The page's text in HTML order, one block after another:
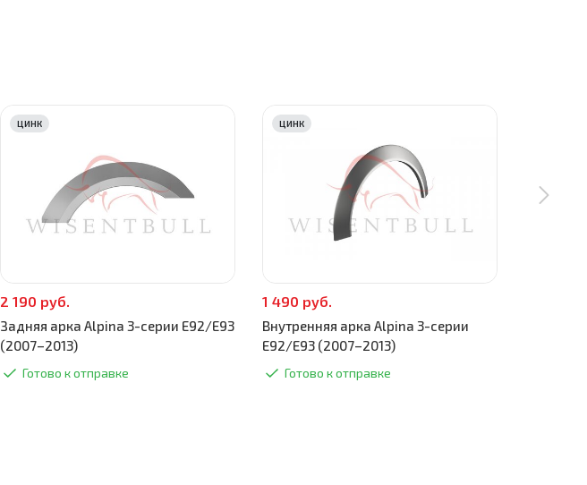
2 190 руб.
Задняя арка Alpina 3-серии E92/E93
(2007–2013)
Готово к отправке
ЦИНК
1 490 руб.
Внутренняя арка Alpina 3-серии
E92/E93 (2007–2013)
Готово к отправке
ЦИНК